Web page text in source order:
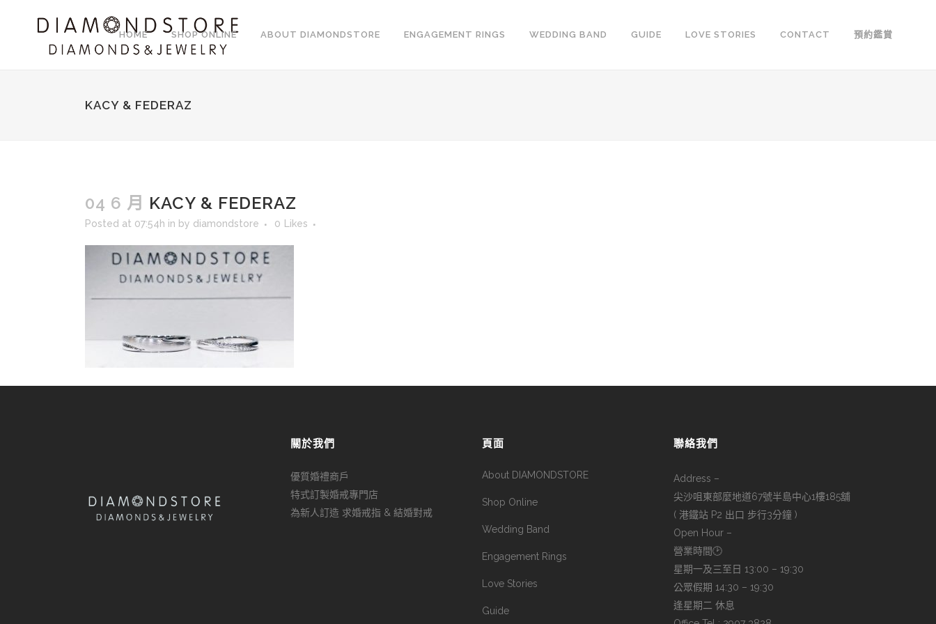
HOME SHOP ONLINE ABOUT DIAMONDSTORE ENGAGEMENT RINGS WEDDING BAND GUIDE LOVE STORIES CONTACT 預約鑑賞
KACY & FEDERAZ
04 6 月 KACY & FEDERAZ
Posted at 07:54h in by diamondstore 0 Likes
關於我們
優質婚禮商戶
特式訂製婚戒專門店
為新人訂造 求婚戒指 & 結婚對戒
頁面
About DIAMONDSTORE
Shop Online
Wedding Band
Engagement Rings
Love Stories
Guide
聯絡我們
Address –
尖沙咀東部麼地道67號半島中心1樓185舖
( 港鐵站 P2 出口 步行3分鐘 )
Open Hour –
營業時間🕑
星期一及三至日 13:00 – 19:30
公眾假期 14:30 – 19:30
逢星期二 休息